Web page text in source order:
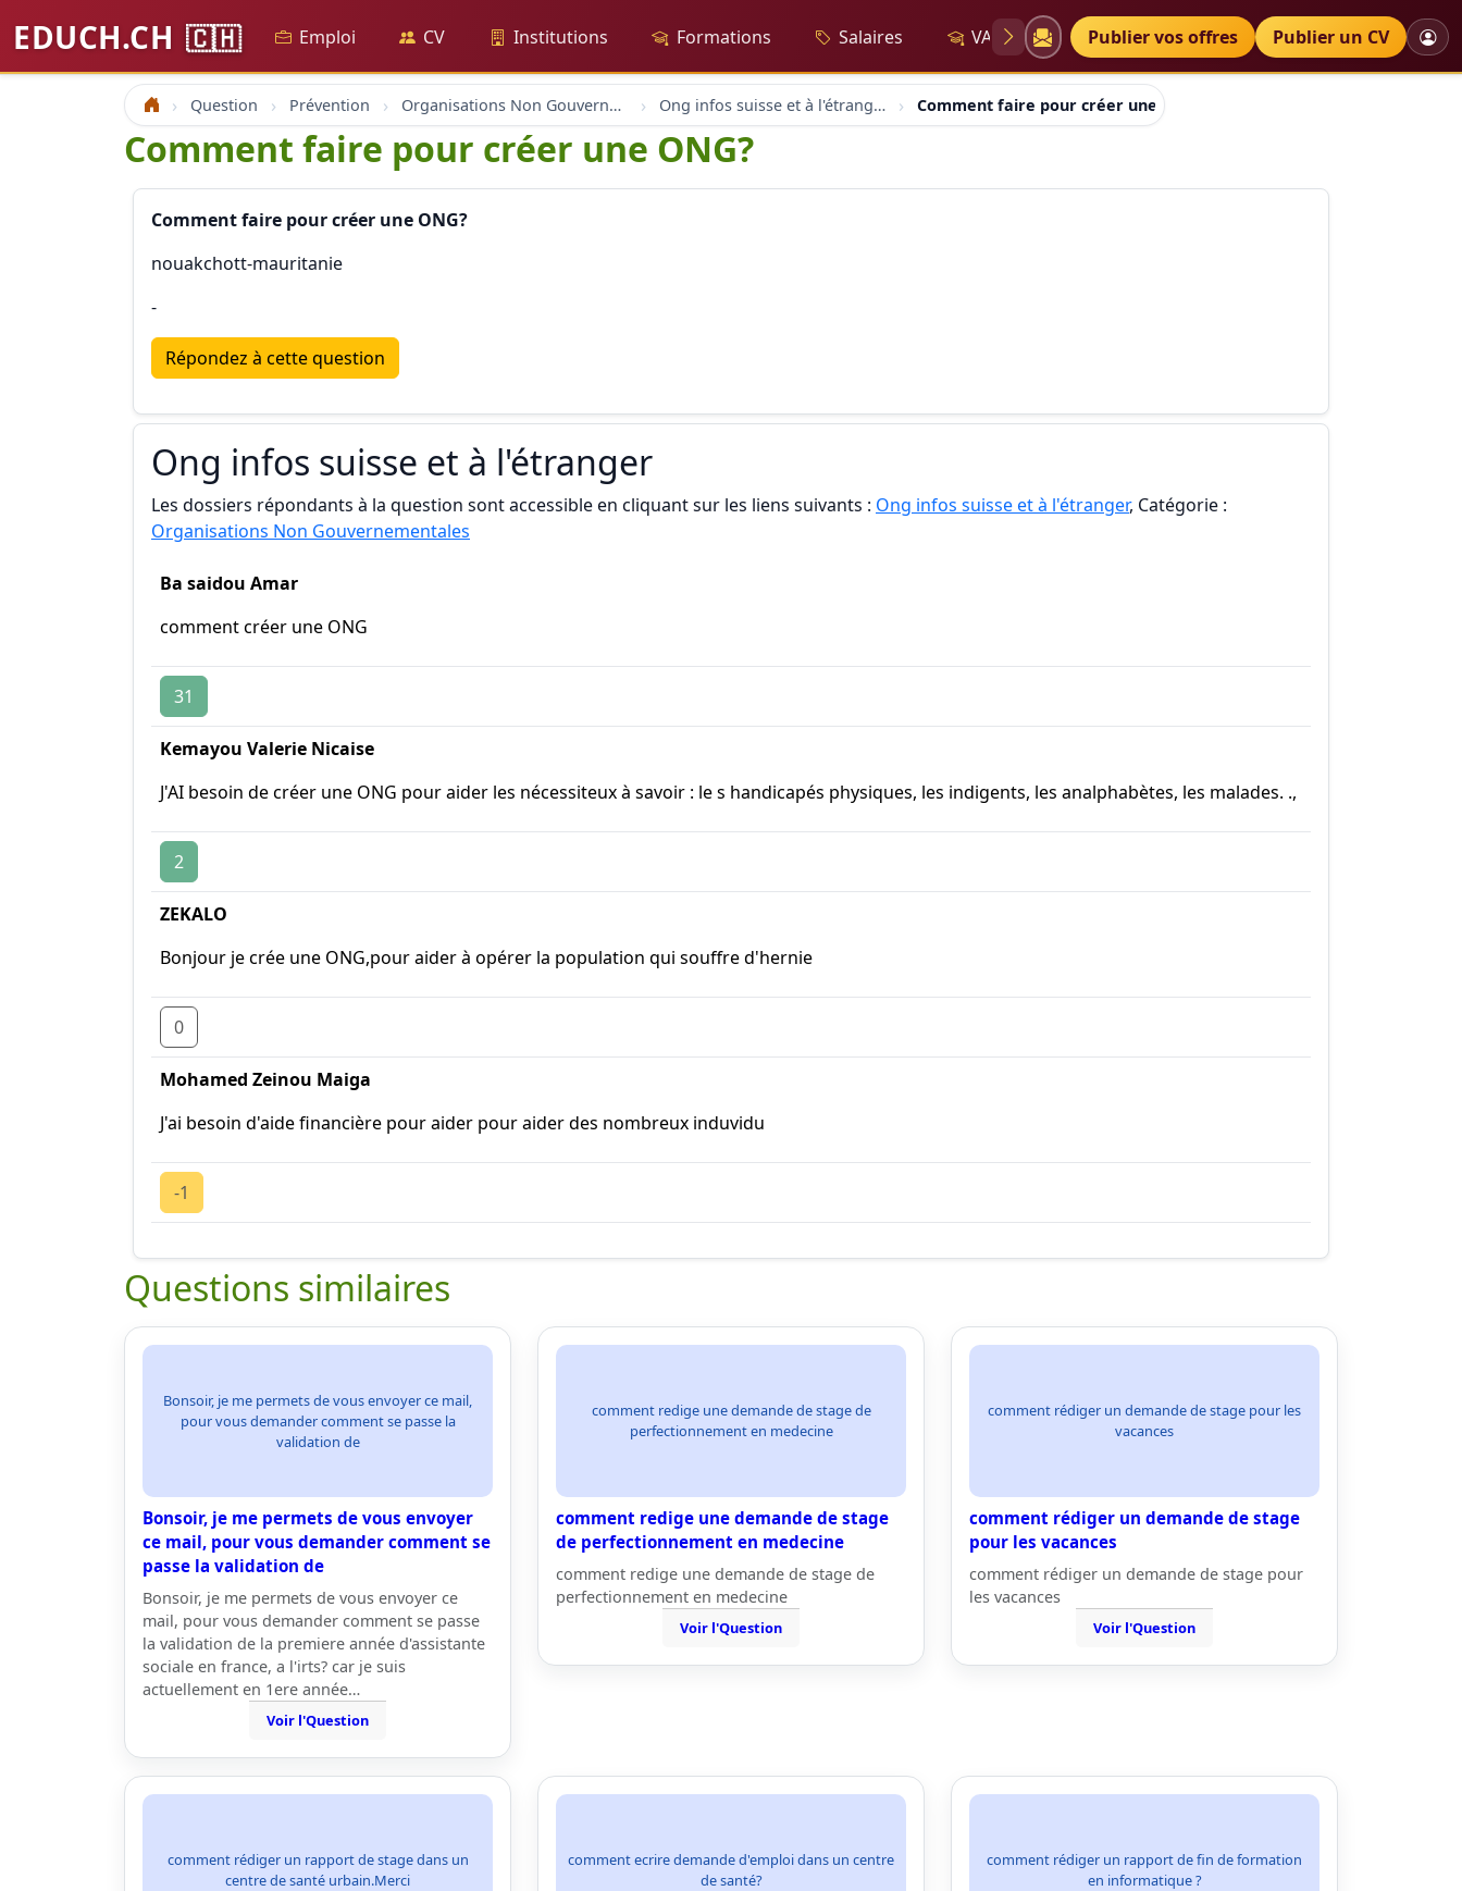
EDUCH.CH 🇨🇭 Emploi CV Institutions Formations Salaires VAE Diplômes Petites annonces
Publier vos offres Publier un CV
Accueil Question Prévention Organisations Non Gouvernementales Ong infos suisse et à l'étranger Comment faire pour créer une ONG?
Comment faire pour créer une ONG?
Comment faire pour créer une ONG?
nouakchott-mauritanie
-
Répondez à cette question
Ong infos suisse et à l'étranger
Les dossiers répondants à la question sont accessible en cliquant sur les liens suivants : Ong infos suisse et à l'étranger, Catégorie :
Organisations Non Gouvernementales
Ba saidou Amar
comment créer une ONG
31
Kemayou Valerie Nicaise
J'AI besoin de créer une ONG pour aider les nécessiteux à savoir : le s handicapés physiques, les indigents, les analphabètes, les malades. .,
2
ZEKALO
Bonjour je crée une ONG,pour aider à opérer la population qui souffre d'hernie
0
Mohamed Zeinou Maiga
J'ai besoin d'aide financière pour aider pour aider des nombreux induvidu
-1
Questions similaires
Bonsoir, je me permets de vous envoyer ce mail,
pour vous demander comment se passe la
validation de
Bonsoir, je me permets de vous envoyer
ce mail, pour vous demander comment se
passe la validation de
Bonsoir, je me permets de vous envoyer ce
mail, pour vous demander comment se passe
la validation de la premiere année d'assistante
sociale en france, a l'irts? car je suis
actuellement en 1ere année…
Voir l'Question
comment redige une demande de stage de
perfectionnement en medecine
comment redige une demande de stage
de perfectionnement en medecine
comment redige une demande de stage de
perfectionnement en medecine
Voir l'Question
comment rédiger un demande de stage pour les
vacances
comment rédiger un demande de stage
pour les vacances
comment rédiger un demande de stage pour
les vacances
Voir l'Question
comment rédiger un rapport de stage dans un
centre de santé urbain.Merci
comment ecrire demande d'emploi dans un centre
de santé?
comment rédiger un rapport de fin de formation
en informatique ?